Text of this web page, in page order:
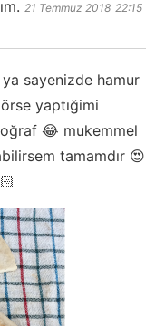
21 Temmuz 2018 22:15
ya sayenizde hamur
yaptığimi
😂 mukemmel
tamamdır 😍